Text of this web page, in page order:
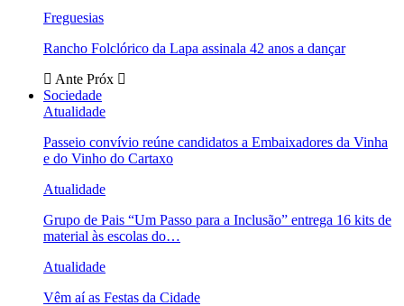
Freguesias
Rancho Folclórico da Lapa assinala 42 anos a dançar
Ante Próx
Sociedade
Atualidade
Passeio convívio reúne candidatos a Embaixadores da Vinha
e do Vinho do Cartaxo
Atualidade
Grupo de Pais “Um Passo para a Inclusão” entrega 16 kits de
material às escolas do…
Atualidade
Vêm aí as Festas da Cidade